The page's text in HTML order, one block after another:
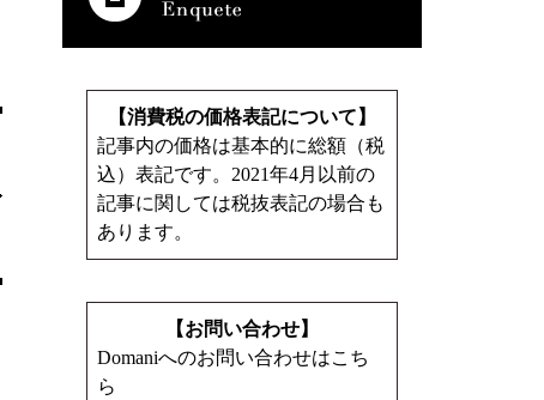
【消費税の価格表記について】
記事内の価格は基本的に総額（税
込）表記です。2021年4月以前の
記事に関しては税抜表記の場合も
あります。
【お問い合わせ】
Domaniへのお問い合わせはこち
ら